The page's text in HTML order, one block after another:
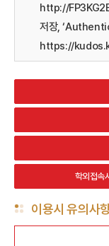
http://
저장,
https://
학외접속
이용시 유의사